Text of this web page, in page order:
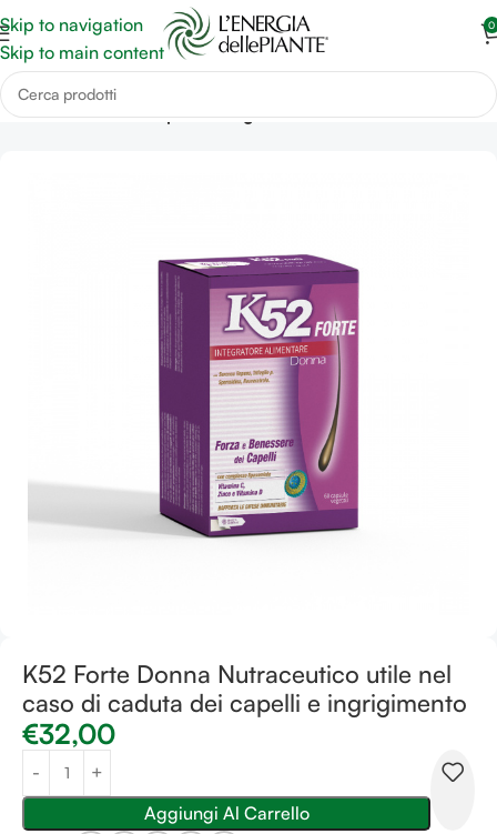
Skip to navigation
Skip to main content
0
Home Benessere Capelli e Unghie
K52 Forte Donna Nutraceutico utile nel
caso di caduta dei capelli e ingrigimento
€32,00
Aggiungi Al Carrello